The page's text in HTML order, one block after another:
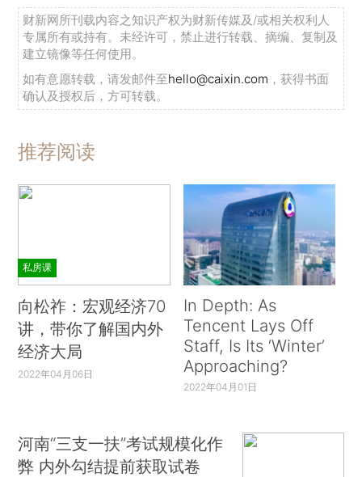
财新网所刊载内容之知识产权为财新传媒及/或相关权利人
专属所有或持有。未经许可，禁止进行转载、摘编、复制及
建立镜像等任何使用。
如有意愿转载，请发邮件至hello@caixin.com ，获得书面
确认及授权后，方可转载。
推荐阅读
私房课
向松祚：宏观经济70
讲，带你了解国内外
经济大局
2022年04月06日
In Depth: As
Tencent Lays Off
Staff, Is Its ‘Winter’
Approaching?
2022年04月01日
河南“三支一扶”考试规模化作
弊 内外勾结提前获取试卷